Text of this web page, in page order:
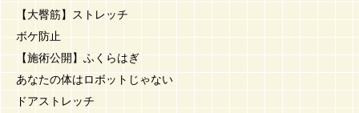
【大臀筋】ストレッチ
ボケ防止
【施術公開】ふくらはぎ
あなたの体はロボットじゃない
ドアストレッチ